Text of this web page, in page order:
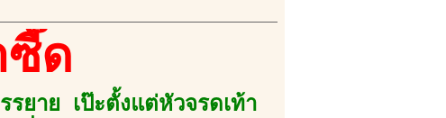
ซี๊ด
าย เป๊ะตั้งแต่หัวจรดเท้า